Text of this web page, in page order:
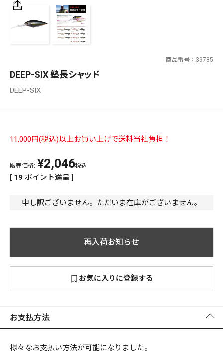
価格 ¥
PREMIUM ［ オンライン限定 ］
2026NEW PRODUCTS
新作
リセット この内容で検索する
商品番号 39785
DEEP-SIX 塾長シャッド
DEEP-SIX
11,000円(税込)以上お買い上げで送料当社負担！
申し訳ございません。ただいま在庫がございません。
販売価格: ¥2,046税込
[ 19 ポイント進呈 ]
再入荷お知らせ
お気に入りに登録する
お支払方法
様々なお支払い方法が可能になりました。